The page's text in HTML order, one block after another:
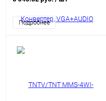
(интегрированный конвертер
видеоразрешений/scaler)
Подробнее